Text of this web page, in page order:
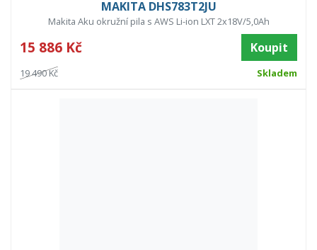
MAKITA DHS783T2JU
Makita Aku okružní pila s AWS Li-ion LXT 2x18V/5,0Ah
15 886 Kč Koupit
19 490 Kč Skladem